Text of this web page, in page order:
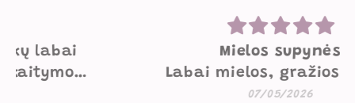
Mielos supynės
Labai mielos, gražios, geros
kokybės supynės. Mažesniam